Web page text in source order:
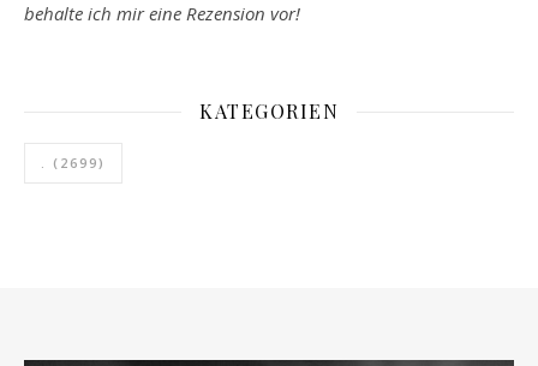
behalte ich mir eine Rezension vor!
KATEGORIEN
. (2699)